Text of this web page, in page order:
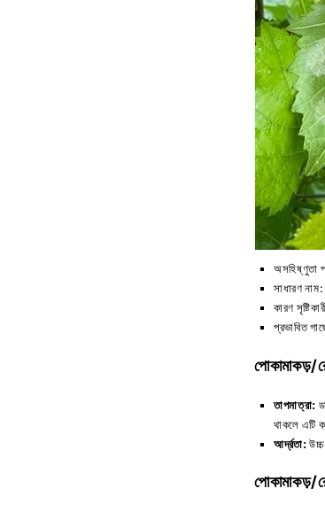
অসহিষ্ণুতা
সাধারণ
কারণ
প্রভাবিত
পোকামাকড়/
তাপমাত্রা:
থাকলে এটি
আর্দ্রতা:
পোকামাকড়/